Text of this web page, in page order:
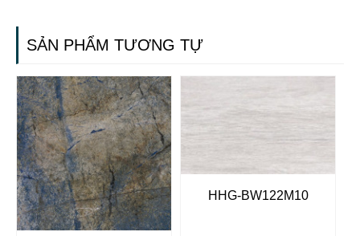
SẢN PHẨM TƯƠNG TỰ
HHG-BW122M10